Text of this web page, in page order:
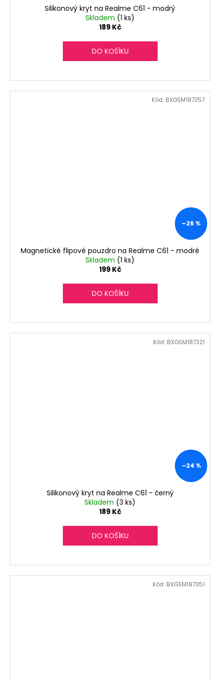
Silikonový kryt na Realme C61 - modrý
Skladem (1 ks)
189 Kč
DO KOŠÍKU
–26 %
Magnetické flipové pouzdro na Realme C61 - modré
Skladem (1 ks)
199 Kč
DO KOŠÍKU
Kód: BXGSM187357
–24 %
Silikonový kryt na Realme C61 - černý
Skladem (3 ks)
189 Kč
DO KOŠÍKU
Kód: BXGSM187321
Kód: BXGSM187351